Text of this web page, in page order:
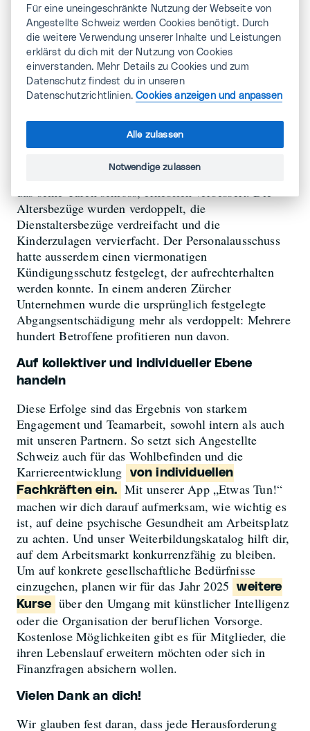
Kündigung ein obligatorisches Gespräch mit der
Geschäftsleitung oder den Vorgesetzten, auch um
Möglichkeiten der Weiterbeschäftigung zu erkunden.
Und wenn eine Entlassung nicht vermieden werden
kann, ist Resignation nicht angebracht: Ein
den Kopf über Wasser zu halten,
bis eine neue
Stelle gefunden ist. Beispiel aus dem Kanton
Neuenburg: Durch unsere Intervention wurde der
bereits bestehende Sozialplan in einem Unternehmen,
Altersbezüge wurden verdoppelt, die
Dienstaltersbezüge verdreifacht und die
Kinderzulagen vervierfacht. Der Personalausschuss
hatte ausserdem einen viermonatigen
Kündigungsschutz festgelegt, der aufrechterhalten
werden konnte. In einem anderen Zürcher
Unternehmen wurde die ursprünglich festgelegte
Abgangsentschädigung mehr als verdoppelt: Mehrere
hundert Betroffene profitieren nun davon.
Auf kollektiver und individueller Ebene
handeln
Diese Erfolge sind das Ergebnis von starkem
Engagement und Teamarbeit, sowohl intern als auch
mit unseren Partnern. So setzt sich Angestellte
Schweiz auch für das Wohlbefinden und die
Karriereentwicklung
von individuellen
Fachkräften ein.
Mit unserer App „Etwas Tun!“
machen wir dich darauf aufmerksam, wie wichtig es
ist, auf deine psychische Gesundheit am Arbeitsplatz
zu achten. Und unser Weiterbildungskatalog hilft dir,
auf dem Arbeitsmarkt konkurrenzfähig zu bleiben.
Um auf konkrete gesellschaftliche Bedürfnisse
einzugehen, planen wir für das Jahr 2025
weitere
Kurse
über den Umgang mit künstlicher Intelligenz
oder die Organisation der beruflichen Vorsorge.
Kostenlose Möglichkeiten gibt es für Mitglieder, die
ihren Lebenslauf erweitern möchten oder sich in
Finanzfragen absichern wollen.
Vielen Dank an dich!
Wir glauben fest daran, dass jede Herausforderung
Für eine uneingeschränkte Nutzung der Webseite von
Angestellte Schweiz werden Cookies benötigt. Durch
die weitere Verwendung unserer Inhalte und Leistungen
erklärst du dich mit der Nutzung von Cookies
einverstanden. Mehr Details zu Cookies und zum
Datenschutz findest du in unseren
Datenschutzrichtlinien.Cookies anzeigen und anpassen
Alle zulassen
Notwendige zulassen